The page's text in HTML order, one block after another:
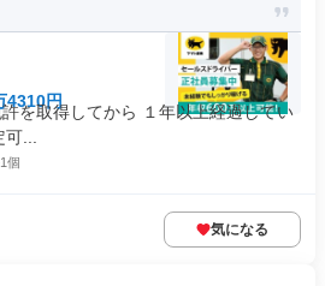
4310円
を取得してから １年以上経過してい
...
個
気になる